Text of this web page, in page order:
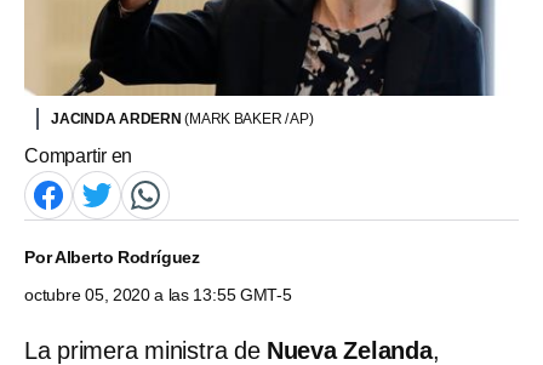
JACINDA ARDERN(MARK BAKER / AP)
Compartir en
PorAlberto Rodríguez
octubre 05, 2020 a las 13:55 GMT-5
La primera ministra de Nueva Zelanda,